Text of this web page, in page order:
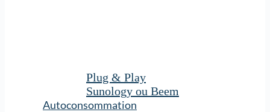
Plug & Play
Sunology ou Beem
Autoconsommation